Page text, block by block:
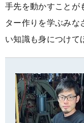
手先を動かすことが
ター作りを学ぶみ
い知識も身につけて